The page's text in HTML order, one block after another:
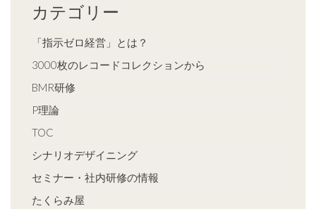
カテゴリー
「指示ゼロ経営」とは？
3000枚のレコードコレクションから
BMR研修
P理論
TOC
シナリオデザイニング
セミナー・社内研修の情報
たくらみ屋